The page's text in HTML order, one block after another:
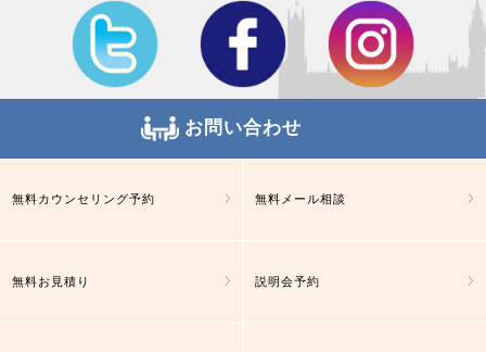
お問い合わせ
無料カウンセリング予約 無料メール相談
無料お見積り 説明会予約